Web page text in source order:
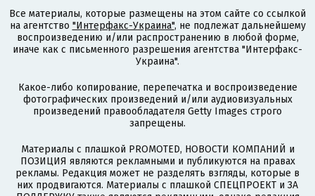
Все материалы, которые размещены на этом сайте со ссылкой
на агентство "Интерфакс-Украина", не подлежат дальнейшему
воспроизведению и/или распространению в любой форме,
иначе как с письменного разрешения агентства "Интерфакс-
Украина".
Какое-либо копирование, перепечатка и воспроизведение
фотографических произведений и/или аудиовизуальных
произведений правообладателя Getty Images строго
запрещены.
Материалы с плашкой PROMOTED, НОВОСТИ КОМПАНИЙ и
ПОЗИЦИЯ являются рекламными и публикуются на правах
рекламы. Редакция может не разделять взгляды, которые в
них продвигаются. Материалы с плашкой СПЕЦПРОЕКТ и ЗА